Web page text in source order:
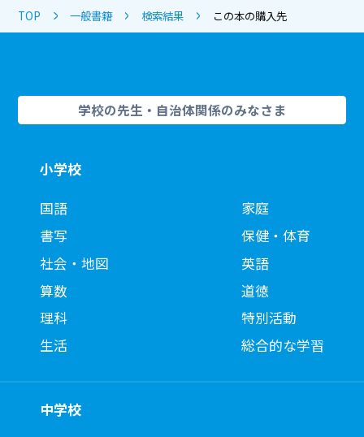
TOP 一般書籍 検索結果 この本の購入先
学校の先生・自治体関係のみなさま
小学校
国語
書写
社会・地図
算数
理科
生活
家庭
保健・体育
英語
道徳
特別活動
総合的な学習
中学校